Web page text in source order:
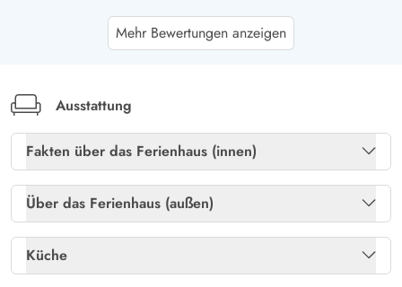
Deutschland
5 von 5
5 out of 5
Schuppen.
Gast
Deutschland
5 von 5
Dieses Haus ist sehr einladend und hell eingerichtet und
besticht mit kostenlosem Brennholz. Sehr hyggelige
Mehr Bewertungen anzeigen
Ausstattung
Fakten über das Ferienhaus (innen)
Freies Glasfasernetz
Ja
Heizung: Elektroheizkörper Ja
Über das Ferienhaus (außen)
Abstellraum
Ja
Küche